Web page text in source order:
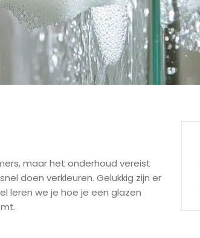
maar het onderhoud vereist
doen verkleuren. Gelukkig zijn er
leren we je hoe je een glazen